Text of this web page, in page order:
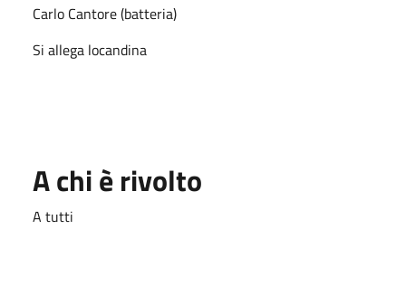
Carlo Cantore (batteria)
Si allega locandina
A chi è rivolto
A tutti